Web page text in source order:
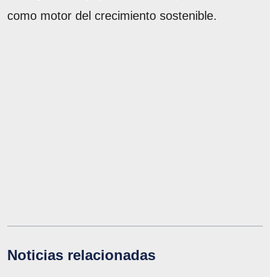
como motor del crecimiento sostenible.
Noticias relacionadas